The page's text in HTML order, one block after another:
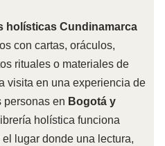
holísticas Cundinamarca
con cartas, oráculos,
rituales o materiales de
visita en una experiencia de
personas en Bogotá y
holística funciona
el lugar donde una lectura,